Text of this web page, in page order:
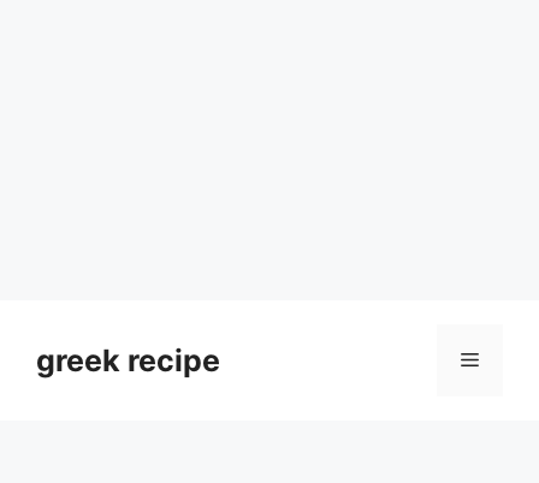
contentgreek recipe Menu